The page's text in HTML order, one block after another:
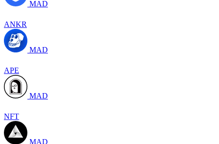
MAD
ANKR
MAD
APE
MAD
NFT
MAD